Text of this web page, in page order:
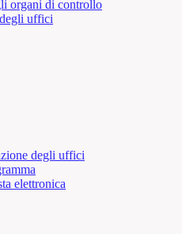
organi di controllo
uffici
degli uffici
elettronica